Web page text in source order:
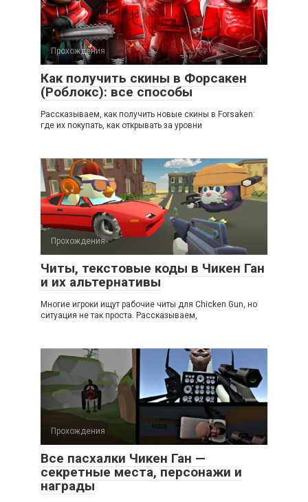
Прохождения
Как получить скины в Форсакен
(Роблокс): все способы
Рассказываем, как получить новые скины в Forsaken:
где их покупать, как открывать за уровни
Прохождения
Читы, текстовые коды в Чикен Ган
и их альтернативы
Многие игроки ищут рабочие читы для Chicken Gun, но
ситуация не так проста. Рассказываем,
Прохождения
Все пасхалки Чикен Ган —
секретные места, персонажи и
награды